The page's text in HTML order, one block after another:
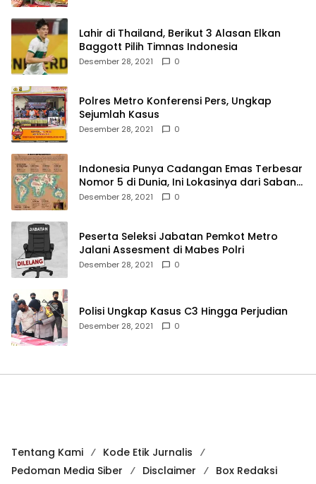
Lahir di Thailand, Berikut 3 Alasan Elkan
Baggott Pilih Timnas Indonesia
Desember 28, 2021 0
Polres Metro Konferensi Pers, Ungkap
Sejumlah Kasus
Desember 28, 2021 0
Indonesia Punya Cadangan Emas Terbesar
Nomor 5 di Dunia, Ini Lokasinya dari Sabang
hingga Merauke
Desember 28, 2021 0
Peserta Seleksi Jabatan Pemkot Metro
Jalani Assesment di Mabes Polri
Desember 28, 2021 0
Polisi Ungkap Kasus C3 Hingga Perjudian
Desember 28, 2021 0
Tentang Kami
Kode Etik Jurnalis
Pedoman Media Siber
Disclaimer Box Redaksi